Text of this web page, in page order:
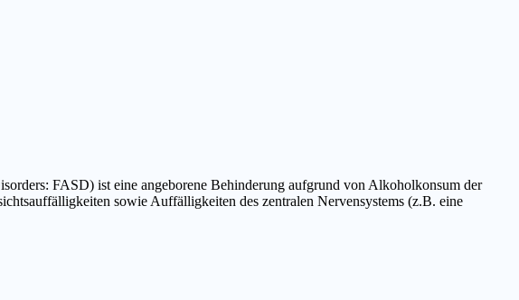
FASD) ist eine angeborene Behinderung aufgrund von Alkoholkonsum der
sowie Auffälligkeiten des zentralen Nervensystems (z.B. eine